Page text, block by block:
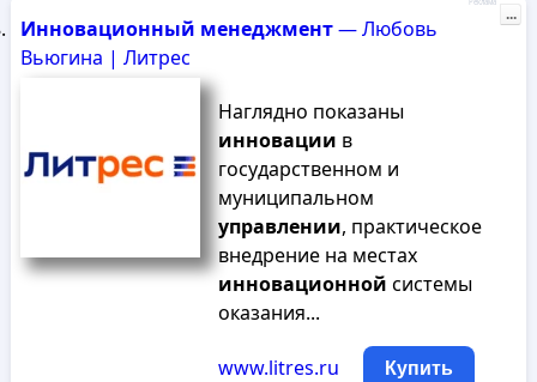
Инновационный менеджмент— Любовь
Вьюгина | Литрес
Наглядно показаны
инновации в
государственном и
муниципальном
управлении, практическое
внедрение на местах
инновационной системы
оказания...
www.litres.ru Купить
Реклама
...